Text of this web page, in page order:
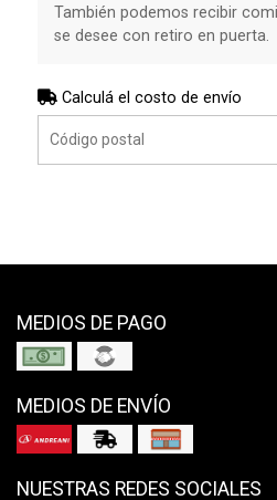
También podemos recibir
se desee con retiro en puerta.
Calculá el costo de envío
MEDIOS DE PAGO
MEDIOS DE ENVÍO
NUESTRAS REDES SOCIALES